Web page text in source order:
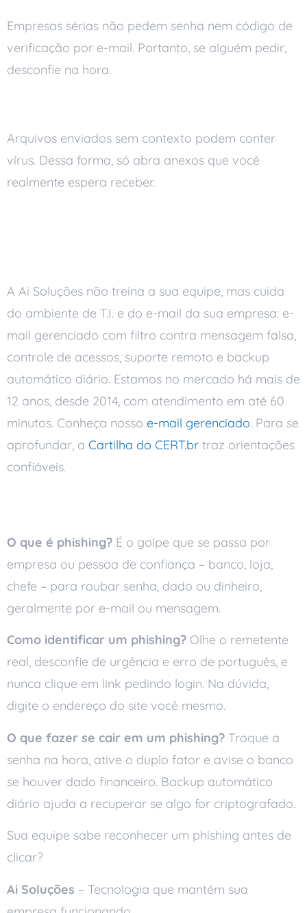
Empresas sérias não pedem senha nem código de
verificação por e-mail. Portanto, se alguém pedir,
desconfie na hora.
Arquivos enviados sem contexto podem conter
vírus. Dessa forma, só abra anexos que você
realmente espera receber.
A Ai Soluções não treina a sua equipe, mas cuida
do ambiente de T.I. e do e-mail da sua empresa: e-
mail gerenciado com filtro contra mensagem falsa,
controle de acessos, suporte remoto e backup
automático diário. Estamos no mercado há mais de
12 anos, desde 2014, com atendimento em até 60
minutos. Conheça nosso e-mail gerenciado. Para se
aprofundar, a Cartilha do CERT.br traz orientações
confiáveis.
O que é phishing? É o golpe que se passa por
empresa ou pessoa de confiança – banco, loja,
chefe – para roubar senha, dado ou dinheiro,
geralmente por e-mail ou mensagem.
Como identificar um phishing? Olhe o remetente
real, desconfie de urgência e erro de português, e
nunca clique em link pedindo login. Na dúvida,
digite o endereço do site você mesmo.
O que fazer se cair em um phishing? Troque a
senha na hora, ative o duplo fator e avise o banco
se houver dado financeiro. Backup automático
diário ajuda a recuperar se algo for criptografado.
Sua equipe sabe reconhecer um phishing antes de
clicar?
Ai Soluções – Tecnologia que mantém sua